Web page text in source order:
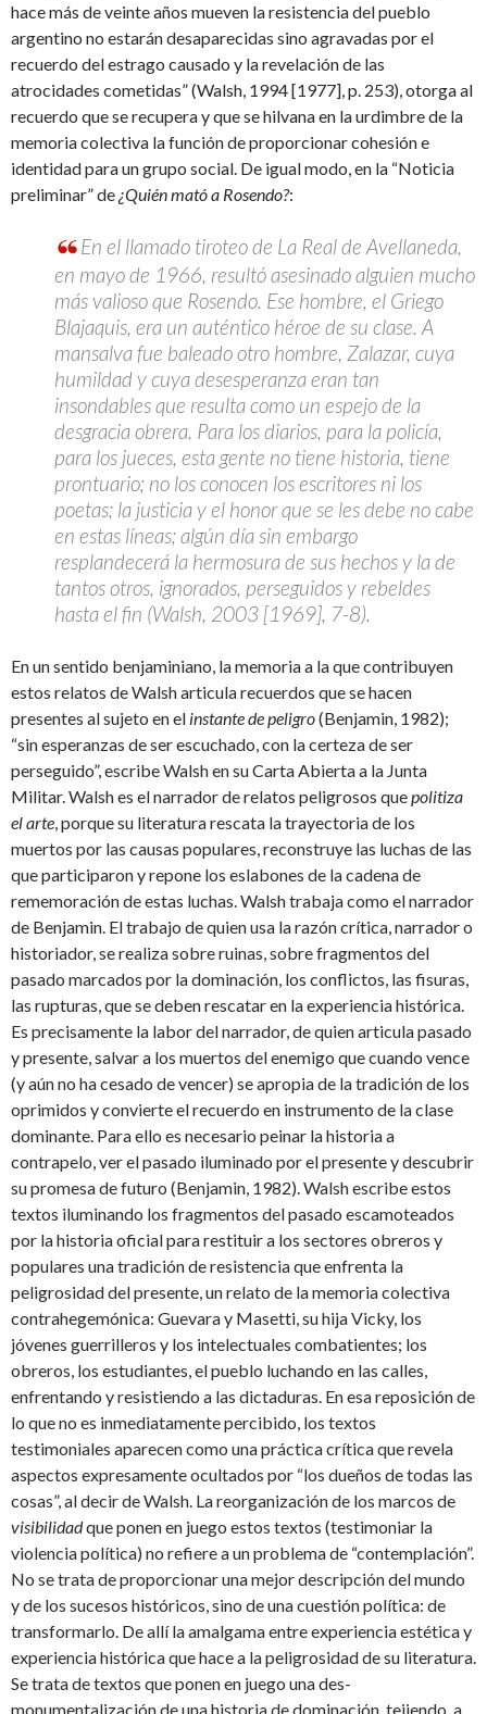
hace más de veinte años mueven la resistencia del pueblo
argentino no estarán desaparecidas sino agravadas por el
recuerdo del estrago causado y la revelación de las
atrocidades cometidas” (Walsh, 1994 [1977], p. 253), otorga al
recuerdo que se recupera y que se hilvana en la urdimbre de la
memoria colectiva la función de proporcionar cohesión e
identidad para un grupo social. De igual modo, en la “Noticia
preliminar” de¿Quién mató a Rosendo?:
En el llamado tiroteo de La Real de Avellaneda,
en mayo de 1966, resultó asesinado alguien mucho
más valioso que Rosendo. Ese hombre, el Griego
Blajaquis, era un auténtico héroe de su clase. A
mansalva fue baleado otro hombre, Zalazar, cuya
humildad y cuya desesperanza eran tan
insondables que resulta como un espejo de la
desgracia obrera. Para los diarios, para la policía,
para los jueces, esta gente no tiene historia, tiene
prontuario; no los conocen los escritores ni los
poetas; la justicia y el honor que se les debe no cabe
en estas líneas; algún día sin embargo
resplandecerá la hermosura de sus hechos y la de
tantos otros, ignorados, perseguidos y rebeldes
hasta el fin (Walsh, 2003 [1969], 7-8).
En un sentido benjaminiano, la memoria a la que contribuyen
estos relatos de Walsh articula recuerdos que se hacen
presentes al sujeto en el instante de peligro(Benjamin, 1982);
“sin esperanzas de ser escuchado, con la certeza de ser
perseguido”, escribe Walsh en su Carta Abierta a la Junta
Militar. Walsh es el narrador de relatos peligrosos quepolitiza
el arte, porque su literatura rescata la trayectoria de los
muertos por las causas populares, reconstruye las luchas de las
que participaron y repone los eslabones de la cadena de
rememoración de estas luchas. Walsh trabaja como el narrador
de Benjamin. El trabajo de quien usa la razón crítica, narrador o
historiador, se realiza sobre ruinas, sobre fragmentos del
pasado marcados por la dominación, los conflictos, las fisuras,
las rupturas, que se deben rescatar en la experiencia histórica.
Es precisamente la labor del narrador, de quien articula pasado
y presente, salvar a los muertos del enemigo que cuando vence
(y aún no ha cesado de vencer) se apropia de la tradición de los
oprimidos y convierte el recuerdo en instrumento de la clase
dominante. Para ello es necesario peinar la historia a
contrapelo, ver el pasado iluminado por el presente y descubrir
su promesa de futuro (Benjamin, 1982). Walsh escribe estos
textos iluminando los fragmentos del pasado escamoteados
por la historia oficial para restituir a los sectores obreros y
populares una tradición de resistencia que enfrenta la
peligrosidad del presente, un relato de la memoria colectiva
contrahegemónica: Guevara y Masetti, su hija Vicky, los
jóvenes guerrilleros y los intelectuales combatientes; los
obreros, los estudiantes, el pueblo luchando en las calles,
enfrentando y resistiendo a las dictaduras. En esa reposición de
lo que no es inmediatamente percibido, los textos
testimoniales aparecen como una práctica crítica que revela
aspectos expresamente ocultados por “los dueños de todas las
cosas”, al decir de Walsh. La reorganización de los marcos de
visibilidadque ponen en juego estos textos (testimoniar la
violencia política) no refiere a un problema de “contemplación”.
No se trata de proporcionar una mejor descripción del mundo
y de los sucesos históricos, sino de una cuestión política: de
transformarlo. De allí la amalgama entre experiencia estética y
experiencia histórica que hace a la peligrosidad de su literatura.
Se trata de textos que ponen en juego una des-
monumentalización de una historia de dominación, tejiendo, a